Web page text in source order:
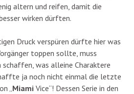
altern und reifen, damit die
wirken dürften.
Druck verspüren dürfte hier was
toppen sollte, muss
was alleine Charaktere
ja noch nicht einmal die letzte
„ Miami Vice“! Dessen Serie in den